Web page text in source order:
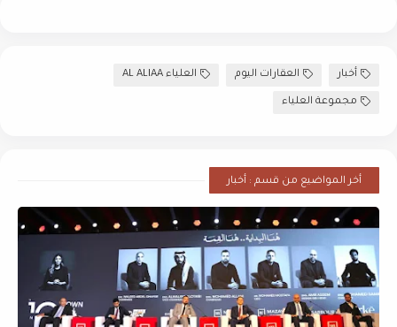
أخبار العقارات اليوم العلياء AL ALIAA
مجموعة العلياء
أخر المواضيع من قسم : أخبار